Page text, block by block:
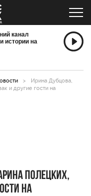
канал
истории на
>
Ирина Дубцова,
и другие гости на
Полецких,
на